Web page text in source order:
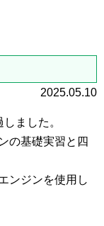
2025.05.10
ました。
の基礎実習と四
ンジンを使用し